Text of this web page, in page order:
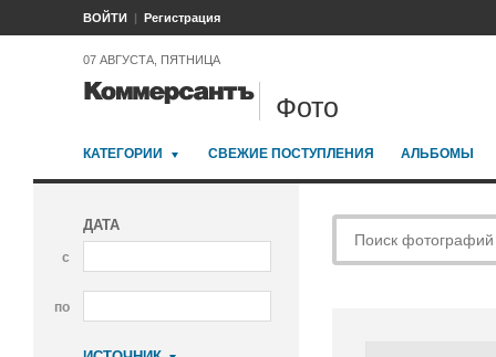
ВОЙТИ Регистрация
07 АВГУСТА, ПЯТНИЦА
Фото
КАТЕГОРИИ СВЕЖИЕ ПОСТУПЛЕНИЯ АЛЬБОМЫ
ДАТА
с
по